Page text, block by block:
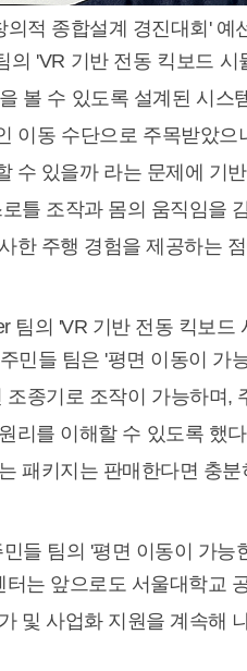
의적 종합설계 경진대회' 예
의 'VR 기반 전동 킥보드
볼 수 있도록 설계된 시
이동 수단으로 주목받았
수 있을까 라는 문제에 기
틀 조작과 몸의 움직임을
한 주행 경험을 제공하는
팀의 'VR 기반 전동 킥보드
민들 팀은 '평면 이동이 가
조종기로 조작이 가능하며,
리를 이해할 수 있도록 했
패키지는 판매한다면 충
들 팀의 '평면 이동이 가능
터는 앞으로도 서울대학교
및 사업화 지원을 계속해